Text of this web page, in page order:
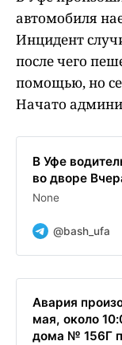
автомобиля
Инцидент
после чего
помощью, но
Начато
В Уфе
во дворе
None
@bash_ufa
Авария
мая, около
дома № 156Г